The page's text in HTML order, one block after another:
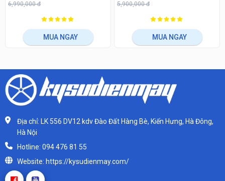
6,990,000 đ
MUA NGAY
5,900,000 đ
MUA NGAY
Địa chỉ: LK 556 DV12 kdv Đào Đất Hàng Bè, Kiến Hưng, Hà Đông,
Hà Nội
Hotline: 094 476 81 55
Website: https://kysudienmay.com/